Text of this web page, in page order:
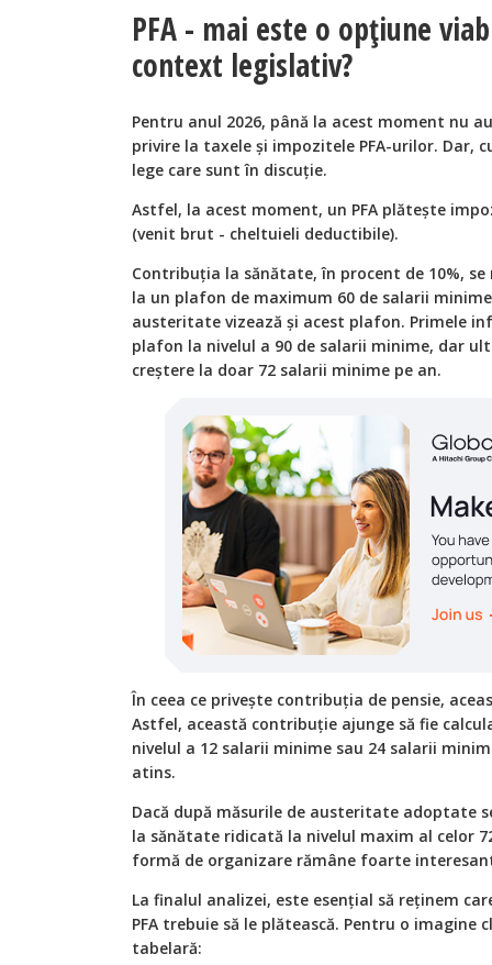
PFA - mai este o opțiune
context legislativ?
Pentru anul 2026, până la acest moment nu
privire la taxele și impozitele PFA-urilor. Dar,
lege care sunt în discuție.
Astfel, la acest moment, un PFA plătește
(venit brut - cheltuieli deductibile).
Contribuția la sănătate, în procent de 10%,
la un plafon de maximum 60 de salarii
austeritate vizează și acest plafon. Primele
plafon la nivelul a 90 de salarii minime, dar
creștere la doar 72 salarii minime pe an.
În ceea ce privește contribuția de pensie,
Astfel, această contribuție ajunge să fie
nivelul a 12 salarii minime sau 24 salarii
atins.
Dacă după măsurile de austeritate adoptate
la sănătate ridicată la nivelul maxim al celor
formă de organizare rămâne foarte
La finalul analizei, este esențial să reținem
PFA trebuie să le plătească. Pentru o imagine
tabelară: